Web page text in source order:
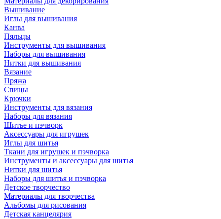
Вышивание
Иглы для вышивания
Канва
Пяльцы
Инструменты для вышивания
Наборы для вышивания
Нитки для вышивания
Вязание
Пряжа
Спицы
Крючки
Инструменты для вязания
Наборы для вязания
Шитье и пэчворк
Аксессуары для игрушек
Иглы для шитья
Ткани для игрушек и пэчворка
Инструменты и аксессуары для шитья
Нитки для шитья
Наборы для шитья и пэчворка
Детское творчество
Материалы для творчества
Альбомы для рисования
Детская канцелярия